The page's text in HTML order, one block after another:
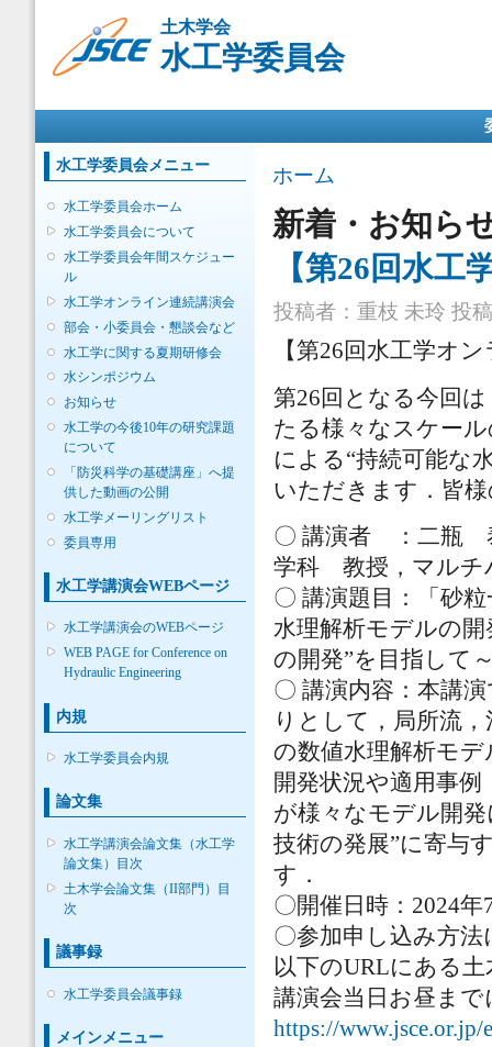
テ
ン
動
土木学会
水工学委員会
水工学委員会メニュー
水工学委員会ホーム
水工学委員会について
水工学委員会年間スケジュー
ル
水工学オンライン連続講演会
部会・小委員会・懇談会など
水工学に関する夏期研修会
水シンポジウム
お知らせ
水工学の今後10年の研究課題
について
「防災科学の基礎講座」へ提
供した動画の公開
水工学メーリングリスト
委員専用
水工学講演会WEBページ
水工学講演会のWEBページ
WEB PAGE for Conference on
Hydraulic Engineering
内規
水工学委員会内規
論文集
水工学講演会論文集（水工学
論文集）目次
土木学会論文集（II部門）目
次
議事録
水工学委員会議事録
メインメニュー
現在地
ホーム
新着・お知ら
【第26回水工
投稿者： 重枝 未玲 投
【第26回水工学オ
第26回となる今回
たる様々なスケー
による“持続可能な
いただきます．皆
〇 講演者 ：二瓶
学科 教授，マルチ
〇 講演題目：「砂
水理解析モデルの
の開発”を目指して
〇 講演内容：本講
りとして，局所流
の数値水理解析モ
開発状況や適用事
が様々なモデル開
技術の発展”に寄与
す．
〇開催日時：2024年
〇参加申し込み方法
以下のURLにある
講演会当日お昼ま
https://www.jsce.or.jp/